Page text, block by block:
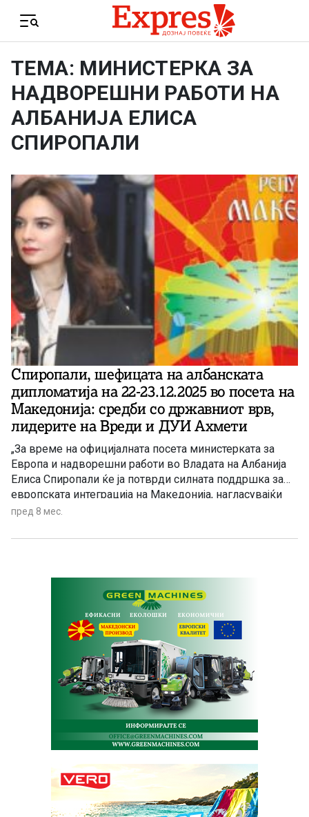
Menu
ТЕМА: МИНИСТЕРКА ЗА
НАДВОРЕШНИ РАБОТИ НА
АЛБАНИЈА ЕЛИСА
СПИРОПАЛИ
Спиропали, шефицата на албанската
дипломатија на 22-23.12.2025 во посета на
Македонија: средби со државниот врв,
лидерите на Вреди и ДУИ Ахмети
„За време на официјалната посета министерката за
Европа и надворешни работи во Владата на Албанија
Елиса Спиропали ќе ја потврди силната поддршка за
европската интеграција на Македонија, нагласувајќи
дека проширувањето на ЕУ останува стратегиски
Југоисточна Европа. Во центарот на вниманието на
информативната агенција на албански јазик Илирија-
ИНА од Скопје.
пред 8 мес.